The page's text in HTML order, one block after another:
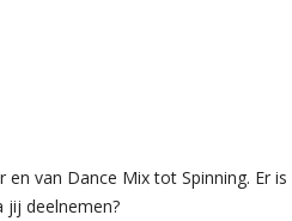
van Dance Mix tot Spinning. Er is
jij deelnemen?